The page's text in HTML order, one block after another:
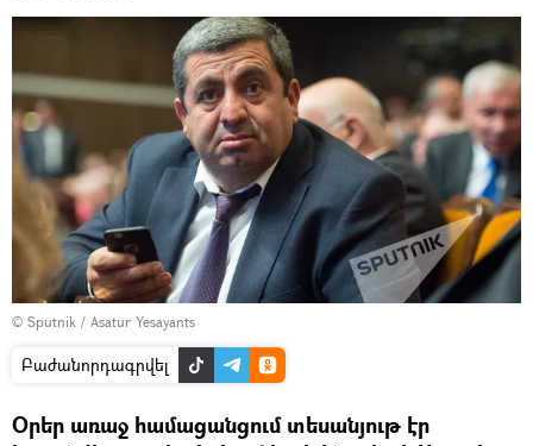
© Sputnik / Asatur Yesayants
Բաժանորդագրվել
Օրեր առաջ համացանցում տեսանյութ էր